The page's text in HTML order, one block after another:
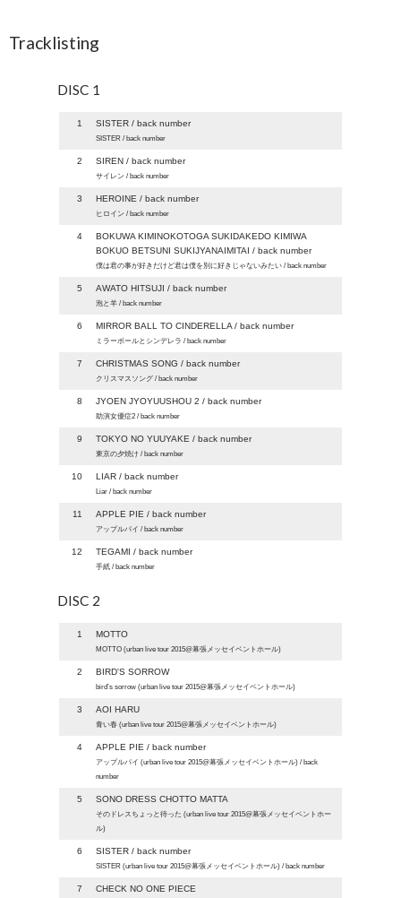
Tracklisting
DISC 1
1 SISTER / back number
SISTER / back number
2 SIREN / back number
サイレン / back number
3 HEROINE / back number
ヒロイン / back number
4
BOKUWA KIMINOKOTOGA SUKIDAKEDO KIMIWA
BOKUO BETSUNI SUKIJYANAIMITAI / back number
僕は君の事が好きだけど君は僕を別に好きじゃないみたい / back number
5 AWATO HITSUJI / back number
泡と羊 / back number
6 MIRROR BALL TO CINDERELLA / back number
ミラーボールとシンデレラ / back number
7 CHRISTMAS SONG / back number
クリスマスソング / back number
8 JYOEN JYOYUUSHOU 2 / back number
助演女優症2 / back number
9 TOKYO NO YUUYAKE / back number
東京の夕焼け / back number
10 LIAR / back number
Liar / back number
11 APPLE PIE / back number
アップルパイ / back number
12 TEGAMI / back number
手紙 / back number
DISC 2
1 MOTTO
MOTTO (urban live tour 2015@幕張メッセイベントホール)
2 BIRD'S SORROW
bird’s sorrow (urban live tour 2015@幕張メッセイベントホール)
3 AOI HARU
青い春 (urban live tour 2015@幕張メッセイベントホール)
4 APPLE PIE / back number
アップルパイ (urban live tour 2015@幕張メッセイベントホール) / back
number
5 SONO DRESS CHOTTO MATTA
そのドレスちょっと待った (urban live tour 2015@幕張メッセイベントホー
ル)
6 SISTER / back number
SISTER (urban live tour 2015@幕張メッセイベントホール) / back number
7 CHECK NO ONE PIECE